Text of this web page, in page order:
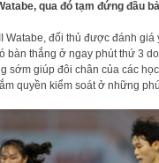
qua đó tạm đứng đầu
Watabe, đối thủ được đánh
bàn thắng ở ngay phút thứ 3
sớm giúp đôi chân của các
quyền kiểm soát ở những